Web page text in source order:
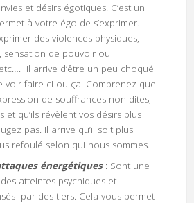
et désirs égotiques. C’est un
à votre égo de s’exprimer. Il
des violences physiques,
sensation de pouvoir ou
Il arrive d’être un peu choqué
voir faire ci-ou ça. Comprenez que
de souffrances non-dites,
et qu’ils révèlent vos désirs plus
pas. Il arrive qu’il soit plus
refoulé selon qui nous sommes.
énergétiques: Sont une
atteintes psychiques et
par des tiers. Cela vous permet